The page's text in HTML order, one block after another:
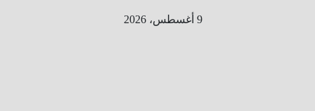
9 أغسطس، 2026